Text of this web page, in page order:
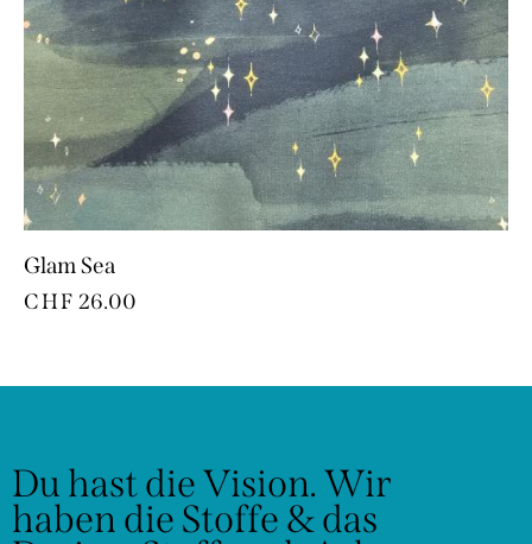
Glam Sea
CHF 26.00
Du hast die Vision.Wir
haben die Stoffe & das